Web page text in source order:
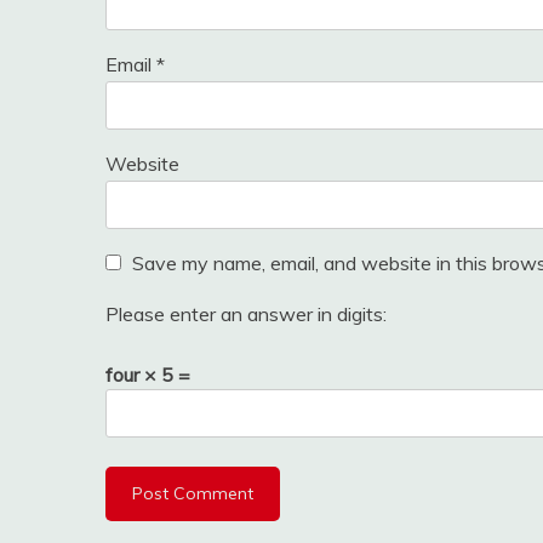
Email *
Website
Save my name, email, and website in this
Please enter an answer in digits:
four × 5 =